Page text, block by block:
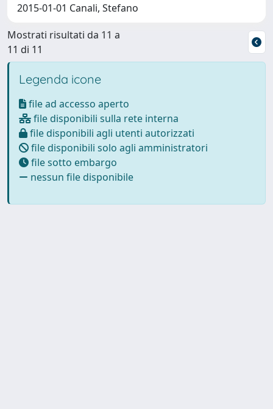
2015-01-01 Canali, Stefano
Mostrati risultati da 11 a
11 di 11
Legenda icone
file ad accesso aperto
file disponibili sulla rete interna
file disponibili agli utenti autorizzati
file disponibili solo agli amministratori
file sotto embargo
nessun file disponibile